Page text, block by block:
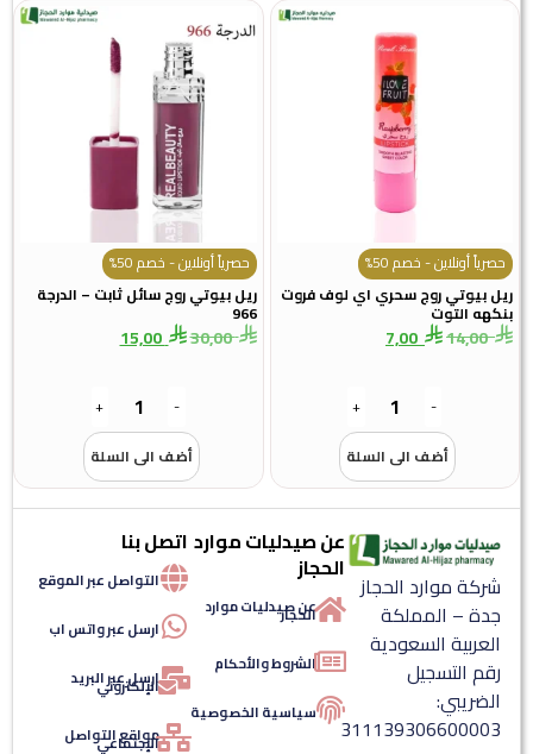
حصرياً أونلاين - خصم 50%
ريل بيوتي روج سحري اي لوف فروت
بنكهه التوت
14,00
7,00
-
+
أضف الى السلة
حصرياً أونلاين - خصم 50%
ريل بيوتي روج سائل ثابت – الدرجة
966
30,00
15,00
-
+
أضف الى السلة
شركة موارد الحجاز
جدة – المملكة
العربية السعودية
رقم التسجيل
الضريبي:
311139306600003
عن صيدليات موارد
الحجاز
عن صيدليات موارد
الحجاز
الشروط والأحكام
سياسية الخصوصية
اتصل بنا
التواصل عبر الموقع
ارسل عبر واتس اب
ارسل عبر البريد
الإلكتروني
مواقع التواصل
الإجتماعي